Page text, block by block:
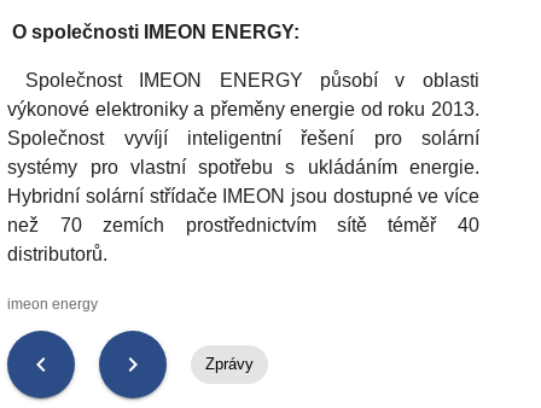
O společnosti IMEON ENERGY:
Společnost IMEON ENERGY působí v oblasti
výkonové elektroniky a přeměny energie od roku 2013.
Společnost vyvíjí inteligentní řešení pro solární
systémy pro vlastní spotřebu s ukládáním energie.
Hybridní solární střídače IMEON jsou dostupné ve více
než 70 zemích prostřednictvím sítě téměř 40
distributorů.
imeon energy
chevron_left chevron_right Zprávy